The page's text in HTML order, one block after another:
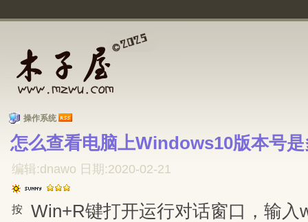
操作系统
怎么查看电脑上Windows10版本号
编辑:dnawo 日期:2020-02-21
按
Win+R键打开运行对话窗口，输入